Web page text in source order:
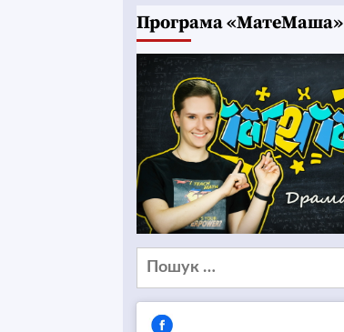
Програма «МатеМаша»
Пошук: